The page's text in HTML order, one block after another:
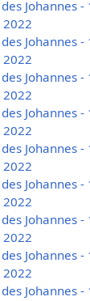
Johannes
2022
Johannes
2022
Johannes
2022
Johannes
2022
Johannes
2022
Johannes
2022
Johannes
2022
Johannes
2022
Johannes